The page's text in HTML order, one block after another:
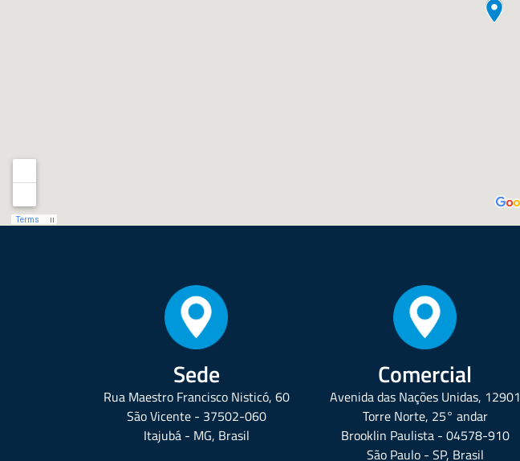
Sede
Rua Maestro Francisco Nisticó, 60
São Vicente - 37502-060
Itajubá - MG, Brasil
Comercial
Avenida das Nações Unidas, 12901
Torre Norte, 25° andar
Brooklin Paulista - 04578-910
São Paulo - SP, Brasil